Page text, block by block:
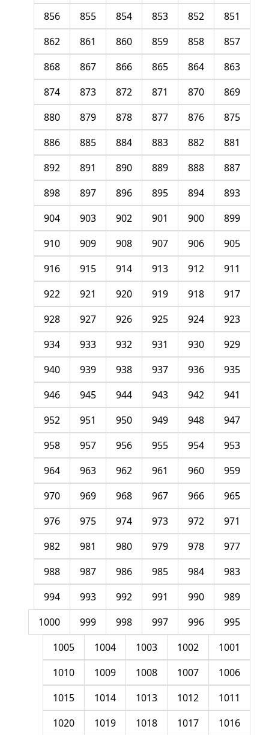
851
852
853
854
855
856
857
858
859
860
861
862
863
864
865
866
867
868
869
870
871
872
873
874
875
876
877
878
879
880
881
882
883
884
885
886
887
888
889
890
891
892
893
894
895
896
897
898
899
900
901
902
903
904
905
906
907
908
909
910
911
912
913
914
915
916
917
918
919
920
921
922
923
924
925
926
927
928
929
930
931
932
933
934
935
936
937
938
939
940
941
942
943
944
945
946
947
948
949
950
951
952
953
954
955
956
957
958
959
960
961
962
963
964
965
966
967
968
969
970
971
972
973
974
975
976
977
978
979
980
981
982
983
984
985
986
987
988
989
990
991
992
993
994
995
996
997
998
999
1000
1001
1002
1003
1004
1005
1006
1007
1008
1009
1010
1011
1012
1013
1014
1015
1016
1017
1018
1019
1020